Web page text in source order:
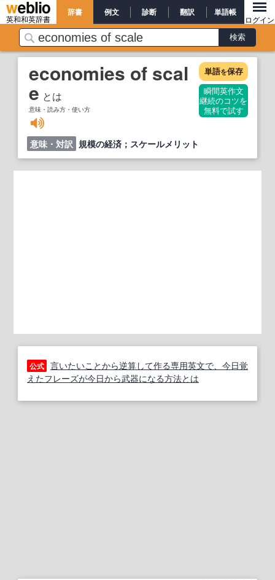
英和和英辞書
辞書 例文 診断 翻訳 単語帳
ログイン
economies of scal
e とは
意味・読み方・使い方
単語を保存
瞬間英作文
継続のコツを
無料で試す
意味・対訳 規模の経済；スケールメリット
公式 言いたいことから逆算して作る専用英文で、今日覚
えたフレーズが今日から武器になる方法とは